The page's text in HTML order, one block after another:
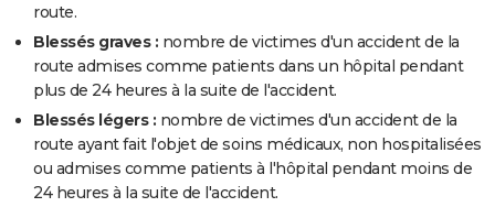
route.
Blessés graves : nombre de victimes d'un accident de la
route admises comme patients dans un hôpital pendant
plus de 24 heures à la suite de l'accident.
Blessés légers : nombre de victimes d'un accident de la
route ayant fait l'objet de soins médicaux, non hospitalisées
ou admises comme patients à l'hôpital pendant moins de
24 heures à la suite de l'accident.